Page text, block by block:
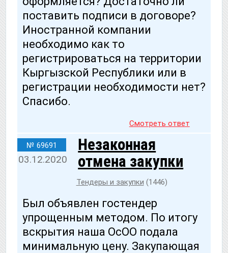
поставить подписи в договоре?
Иностранной компании
необходимо как то
регистрироваться на территории
Кыргызской Республики или в
регистрации необходимости нет?
Спасибо.
Смотреть ответ
№ 69691
03.12.2020
Незаконная
отмена закупки
Тендеры и закупки (1446)
Был объявлен гостендер
упрощенным методом. По итогу
вскрытия наша ОсОО подала
минимальную цену. Закупающая